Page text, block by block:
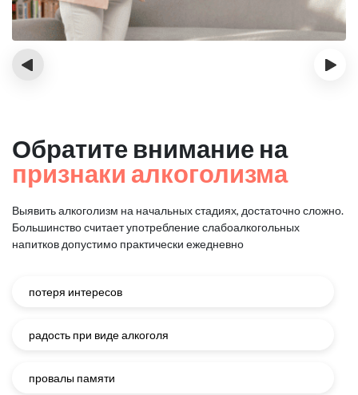
‹ ›
Обратите внимание на
признаки алкоголизма
Выявить алкоголизм на начальных стадиях, достаточно сложно.
Большинство считает употребление слабоалкогольных
напитков допустимо практически ежедневно
потеря интересов
радость при виде алкоголя
провалы памяти